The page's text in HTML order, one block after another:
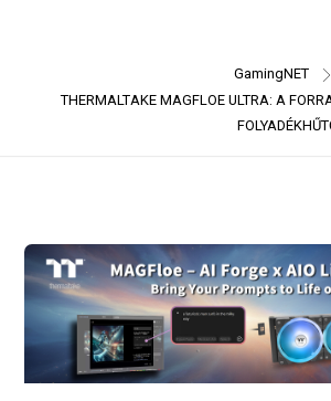
GamingNET
THERMALTAKE MAGFLOE ULTRA: A